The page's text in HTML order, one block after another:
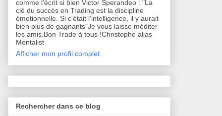
comme l'écrit si bien Victor Sperandeo : "La
clé du succès en Trading est la discipline
émotionnelle. Si c'était l'intelligence, il y aurait
bien plus de gagnants"Je vous laisse méditer
les amis.Bon Trade à tous !Christophe alias
Mentalist
Afficher mon profil complet
Rechercher dans ce blog